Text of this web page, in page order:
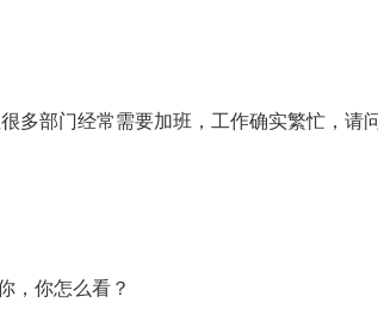
多部门经常需要加班，工作确实繁忙，请
，你怎么看？